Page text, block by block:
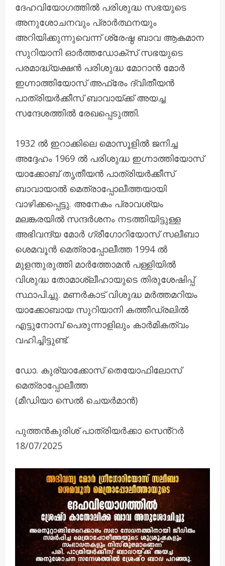
ദേഹവിയോഗത്തിൽ പരിശുദ്ധ സഭയുടെ
അനുശോചനവും പ്രാർത്ഥനയും
അറിയിക്കുന്നുവെന്ന് ശ്രേഷ്ഠ ബാവ ആകമാന
സുറിയാനി ഓർത്തഡോക്സ് സഭയുടെ
പരമാദ്ധ്യക്ഷൻ പരിശുദ്ധ മോറാൻ മോർ
ഇഗ്നാത്തിയോസ് അഫ്രേം ദ്വിതീയൻ
പാത്രിയർക്കീസ് ബാവായ്ക്ക് അയച്ച
സന്ദേശത്തിൽ രേഖപ്പെടുത്തി.
1932 ൽ ഇറാക്കിലെ മൊസൂളിൽ ജനിച്ച
അദ്ദേഹം 1969 ൽ പരിശുദ്ധ ഇഗ്നാത്തിയോസ്
യാക്കോബ് തൃതീയൻ പാത്രിയർക്കീസ്
ബാവായാൽ മെത്രാപ്പോലീത്തയായി
വാഴിക്കപ്പെട്ടു. അനേകം പ്രാവശ്യം
മലങ്കരയിൽ സന്ദർശനം നടത്തിയിട്ടുള്ള
അഭിവന്ദ്യ മോർ ഗ്രീഗോറിയോസ് സലീബാ
ശെമവൂൻ മെത്രാപ്പോലീത്ത 1994 ൽ
മുളന്തുരുത്തി മാർത്തോമൻ പള്ളിയിൽ
വിശുദ്ധ തോമാശ്ലീഹായുടെ തിരുശേഷിപ്പ്
സ്ഥാപിച്ചു. മണർകാട് വിശുദ്ധ മർത്തമറിയം
യാക്കോബായ സുറിയാനി കത്തീഡ്രലിൽ
എട്ടുനോമ്പ് പെരുന്നാളിലും കാർമികത്വം
വഹിച്ചിട്ടുണ്ട്.
ഡോ. കുര്യാക്കോസ് തെയോഫിലോസ്
മെത്രാപ്പോലീത്ത
(മീഡിയാ സെൽ ചെയർമാൻ)
പുത്തൻകുരിശ് പാത്രിയർക്കാ സെൻ്റർ
18/07/2025